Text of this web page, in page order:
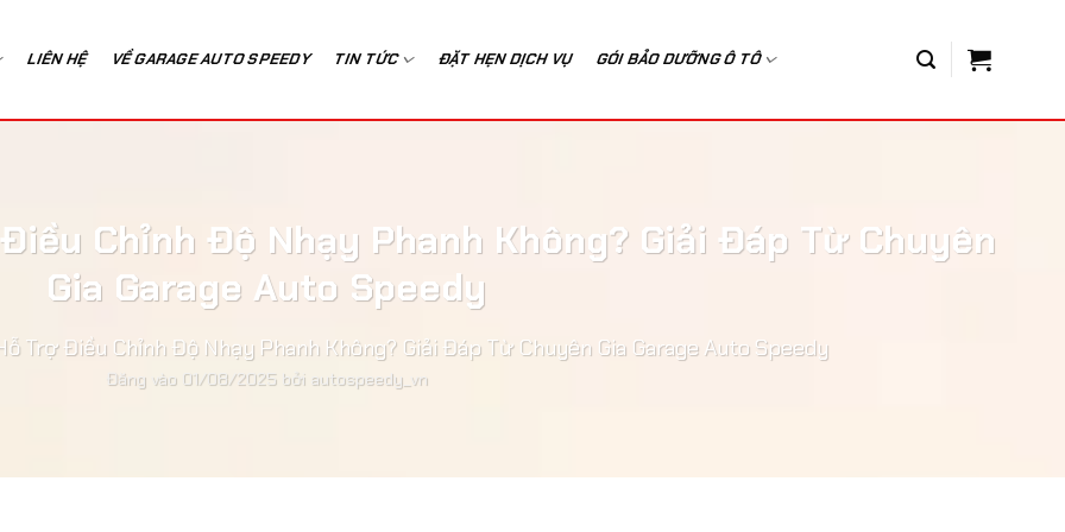
LIÊN HỆ VỀ GARAGE AUTO SPEEDY TIN TỨC ĐẶT HẸN DỊCH VỤ GÓI BẢO DƯỠNG Ô TÔ
Chỉnh Độ Nhạy Phanh Không? Giải Đáp Từ Chuyên
Gia Garage Auto Speedy
Trợ Điều Chỉnh Độ Nhạy Phanh Không? Giải Đáp Từ Chuyên Gia Garage Auto Speedy
Đăng vào 01/08/2025 bởi autospeedy_vn